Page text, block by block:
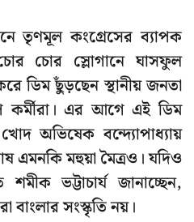
তৃণমূল কংগ্রেসের ব্যাপক
চোর স্লোগানে ঘাসফুল
ডিম ছুঁড়ছেন স্থানীয় জনতা
এর আগে এই ডিম
অভিষেক বন্দ্যোপাধ্যায়
মহুয়া মৈত্রও। যদিও
ভট্টাচার্য জানাচ্ছেন,
বাংলার সংস্কৃতি নয়।